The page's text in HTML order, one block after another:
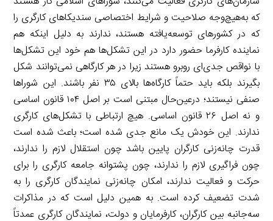
که به‌هیچ‌وجه صلاحیت و شرایط اختصاصی سندیکاهای کارگری را
که در کشورهای توسعه‌یافته هستند، ندارند به دلیل اینکه هم
نماینده کارفرما حضور دارد در این تشکل‌ها هم خود این تشکل‌ها
با نواقص جدی‌ای روبرو هستند زیرا در هر کارگاهی نمی‌توانند شکل
بگیرند بلکه باید حتماً کارگاه‌ها بالای ۳۵ نفر باشند. این شوراها
صنفی نیستند؛ درعین‌حال مبتنی است بر اصل ۱۰۴ قانون اساسی
و نه اصل ۲۶ قانون اساسی. هیچ ارتباطی با تشکل‌های کارگری
ندارند. این خودش یک مانع جدی شده است؛ باعث شده است
قدرت چانه‌زنی کارگران پایین باشد چون استقلال لازم را ندارند،
چون فراگیری لازم را ندارند، چون پشتوانه جامعه کارگری را برای
حرکت و فعالیت ندارند، امکان چانه‌زنی نمایندگان کارگری را به
شدت تضعیف کرده است. به همین دلیل است که در مذاکرات
سه‌جانبه بین کارگران، کارفرمایان و دولت، نمایندگان کارگری عمدتاً